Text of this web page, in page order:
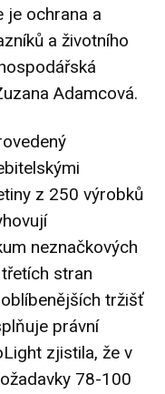
je ochrana a
a životního
Adamcová.
z 250 výrobků
neznačkových
stran
tržišť
právní
zjistila, že v
78-100